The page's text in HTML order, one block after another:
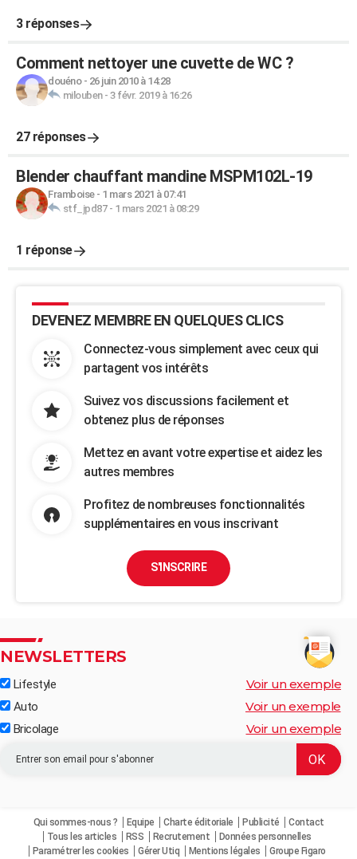
3 réponses
Comment nettoyer une cuvette de WC ?
douéno- 26 juin 2010 à 14:28
milouben- 3 févr. 2019 à 16:26
27 réponses
Blender chauffant mandine MSPM102L-19
Framboise- 1 mars 2021 à 07:41
stf_jpd87- 1 mars 2021 à 08:29
1 réponse
DEVENEZ MEMBRE EN QUELQUES CLICS
Connectez-vous simplement avec ceux qui
partagent vos intérêts
Suivez vos discussions facilement et
obtenez plus de réponses
Mettez en avant votre expertise et aidez les
autres membres
Profitez de nombreuses fonctionnalités
supplémentaires en vous inscrivant
S'INSCRIRE
NEWSLETTERS
Lifestyle Voir un exemple
Auto Voir un exemple
Bricolage Voir un exemple
Qui sommes-nous ? Equipe Charte éditoriale Publicité
Contact
Tous les articles
RSS Recrutement
Données personnelles
Paramétrer les cookies
Gérer Utiq Mentions légales Groupe Figaro